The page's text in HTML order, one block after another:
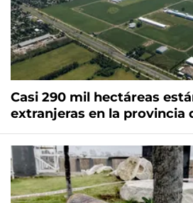
Casi 290 mil hectáreas
extranjeras en la provincia